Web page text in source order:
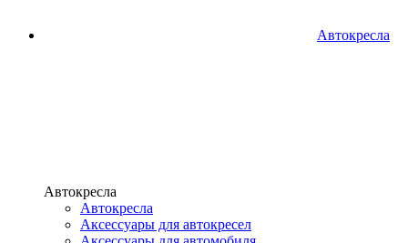
Автокресла
Автокресла
Автокресла
Аксессуары для автокресел